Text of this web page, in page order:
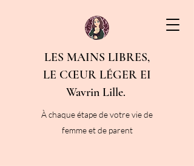
LES MAINS LIBRES,
LE CŒUR LÉGER EI
Wavrin Lille.
À chaque étape de votre vie de
femme et de parent